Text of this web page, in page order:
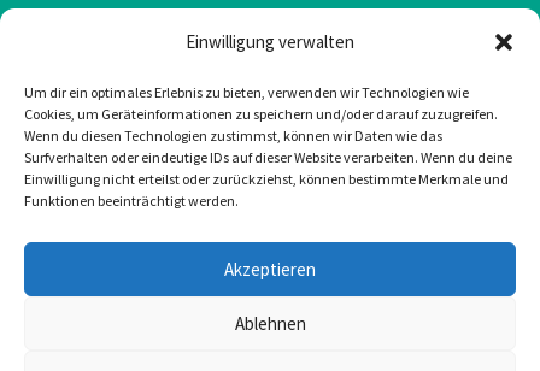
Einwilligung verwalten
Um dir ein optimales Erlebnis zu bieten, verwenden wir Technologien wie
Cookies, um Geräteinformationen zu speichern und/oder darauf zuzugreifen.
Wenn du diesen Technologien zustimmst, können wir Daten wie das
Surfverhalten oder eindeutige IDs auf dieser Website verarbeiten. Wenn du deine
Einwilligung nicht erteilst oder zurückziehst, können bestimmte Merkmale und
Funktionen beeinträchtigt werden.
Akzeptieren
Ablehnen
Impressum
Cookie-Richtlinie (EU)
Mail: office@greulonline.at